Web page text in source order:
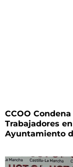
CCOO
Trabajadores
Ayuntamiento